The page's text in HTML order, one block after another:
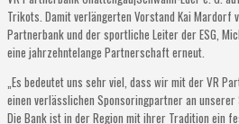
Trikots. Damit verlängerten Vorstand Kai Mardorf
Partnerbank und der sportliche Leiter der ESG,
eine jahrzehntelange Partnerschaft erneut.
„Es bedeutet uns sehr viel, dass wir mit der VR
einen verlässlichen Sponsoringpartner an unserer
Die Bank ist in der Region mit ihrer Tradition ein